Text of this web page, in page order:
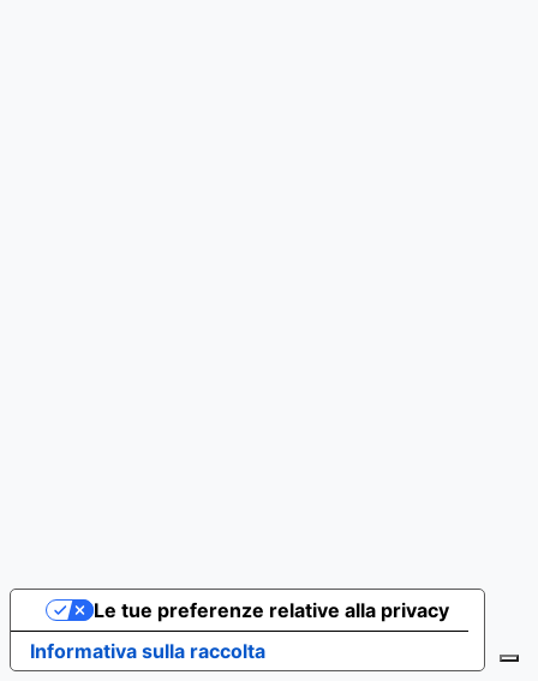
Informativa sulla raccolta
Le tue preferenze relative alla privacy